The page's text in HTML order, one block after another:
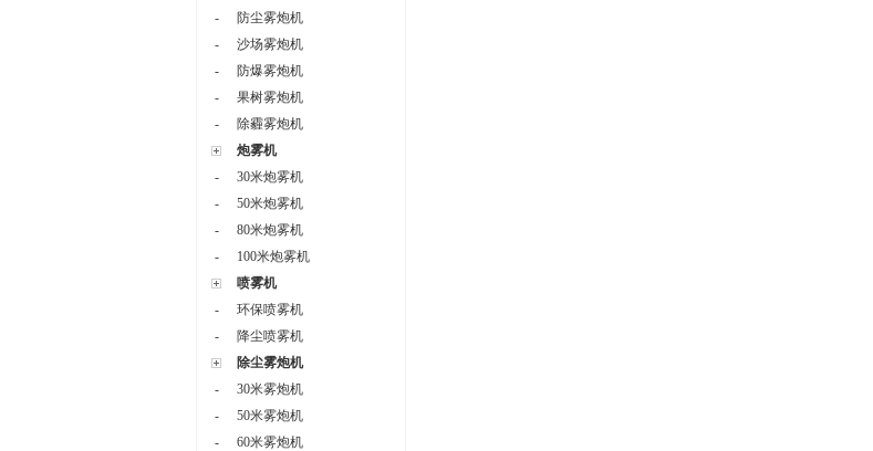
-
防尘雾炮机
-
沙场雾炮机
-
防爆雾炮机
-
果树雾炮机
-
除霾雾炮机
炮雾机
-
30米炮雾机
-
50米炮雾机
-
80米炮雾机
-
100米炮雾机
喷雾机
-
环保喷雾机
-
降尘喷雾机
除尘雾炮机
-
30米雾炮机
-
50米雾炮机
-
60米雾炮机